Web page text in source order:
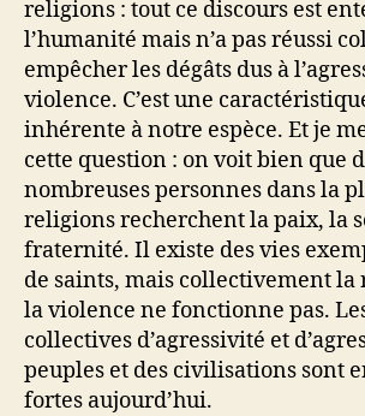
religions : tout ce discours est
l’humanité mais n’a pas réussi
empêcher les dégâts dus à
violence. C’est une
inhérente à notre espèce. Et je
cette question : on voit bien que
nombreuses personnes dans la
religions recherchent la paix, la
fraternité. Il existe des vies
de saints, mais collectivement la
la violence ne fonctionne pas.
collectives d’agressivité et
peuples et des civilisations sont
fortes aujourd’hui.